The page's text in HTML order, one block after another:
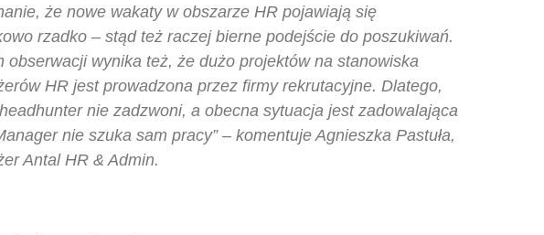
że nowe wakaty w obszarze HR pojawiają się
rzadko – stąd też raczej bierne podejście do poszukiwań.
obserwacji wynika też, że dużo projektów na stanowiska
HR jest prowadzona przez firmy rekrutacyjne. Dlatego,
nie zadzwoni, a obecna sytuacja jest zadowalająca
nie szuka sam pracy” – komentuje Agnieszka Pastuła,
Antal HR & Admin.